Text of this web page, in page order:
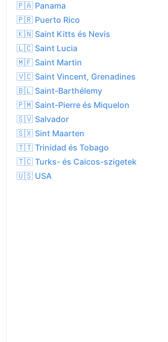
Napos
33.3°C
27.6°C
24.1°C
24.1 kph
🇵🇦 Panama
🇵🇷 Puerto Rico
🇰🇳 Saint Kitts és Nevis
🇱🇨 Saint Lucia
🇲🇫 Saint Martin
🇻🇨 Saint Vincent, Grenadines
🇧🇱 Saint-Barthélemy
🇵🇲 Saint-Pierre és Miquelon
🇸🇻 Salvador
🇸🇽 Sint Maarten
🇹🇹 Trinidad és Tobago
🇹🇨 Turks- és Caicos-szigetek
🇺🇸 USA